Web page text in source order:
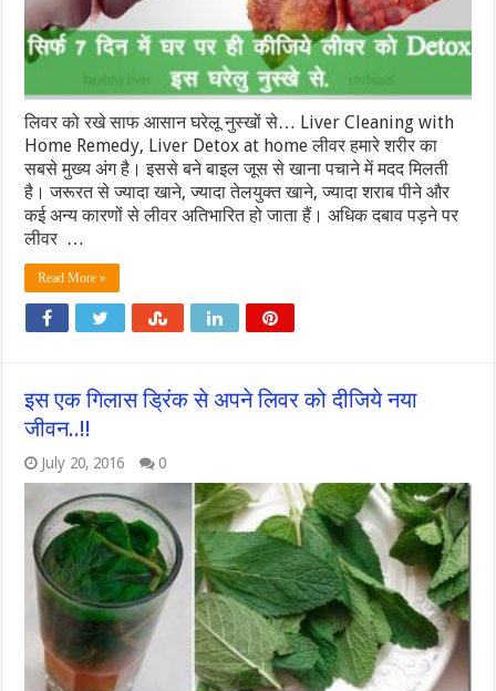
लिवर को रखे साफ आसान घरेलू नुस्खों से… Liver Cleaning with
Home Remedy, Liver Detox at home लीवर हमारे शरीर का
सबसे मुख्‍य अंग है। इससे बने बाइल जूस से खाना पचाने में मदद मिलती
है। जरूरत से ज्‍यादा खाने, ज्‍यादा तेलयुक्त खाने, ज्‍यादा शराब पीने और
कई अन्‍य कारणों से लीवर अतिभारित हो जाता हैं। अधिक दबाव पड़ने पर
लीवर …
Read More »
इस एक गिलास ड्रिंक से अपने लिवर को दीजिये नया
जीवन..!!
July 20, 2016 0